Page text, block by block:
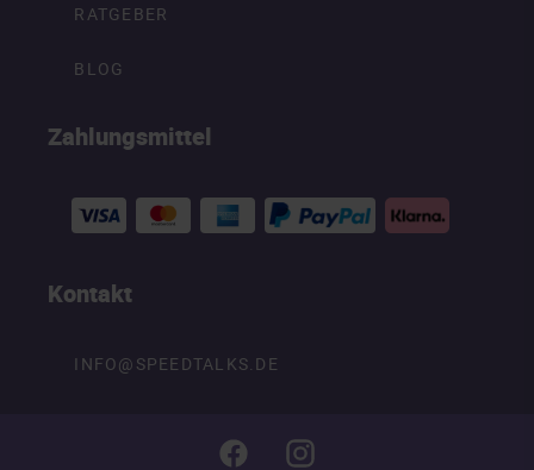
RATGEBER
BLOG
Zahlungsmittel
Kontakt
INFO@SPEEDTALKS.DE